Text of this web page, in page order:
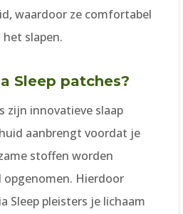
waardoor ze comfortabel
slapen.
Sleep patches?
zijn innovatieve slaap
aanbrengt voordat je
stoffen worden
opgenomen. Hierdoor
Sleep pleisters je lichaam